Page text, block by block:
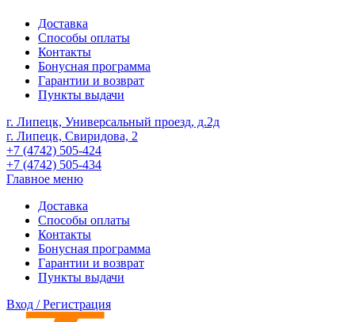
Доставка
Способы оплаты
Контакты
Бонусная программа
Гарантии и возврат
Пункты выдачи
г. Липецк, Универсальный проезд, д.2д
г. Липецк, Свиридова, 2
+7 (4742) 505-424
+7 (4742) 505-434
Главное меню
Доставка
Способы оплаты
Контакты
Бонусная программа
Гарантии и возврат
Пункты выдачи
Вход / Регистрация